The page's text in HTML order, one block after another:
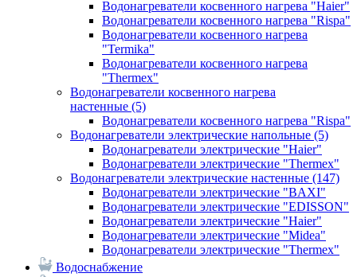
Водонагреватели косвенного нагрева "Haier"
Водонагреватели косвенного нагрева "Rispa"
Водонагреватели косвенного нагрева
"Termika"
Водонагреватели косвенного нагрева
"Thermex"
Водонагреватели косвенного нагрева
настенные (5)
Водонагреватели косвенного нагрева "Rispa"
Водонагреватели электрические напольные (5)
Водонагреватели электрические "Haier"
Водонагреватели электрические "Thermex"
Водонагреватели электрические настенные (147)
Водонагреватели электрические "BAXI"
Водонагреватели электрические "EDISSON"
Водонагреватели электрические "Haier"
Водонагреватели электрические "Midea"
Водонагреватели электрические "Thermex"
Водоснабжение